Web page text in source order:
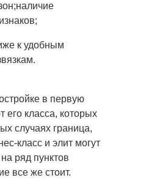
к удобным
в первую
его класса, которых
случаях граница,
класс и элит могут
ряд пунктов
все же стоит.